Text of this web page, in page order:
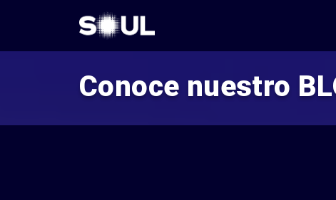
Conoce nuestro